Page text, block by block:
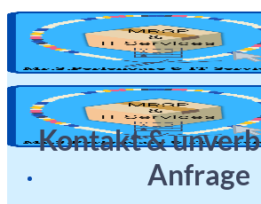
Zum
Inhalt
springen
Kontakt &
Anfrage